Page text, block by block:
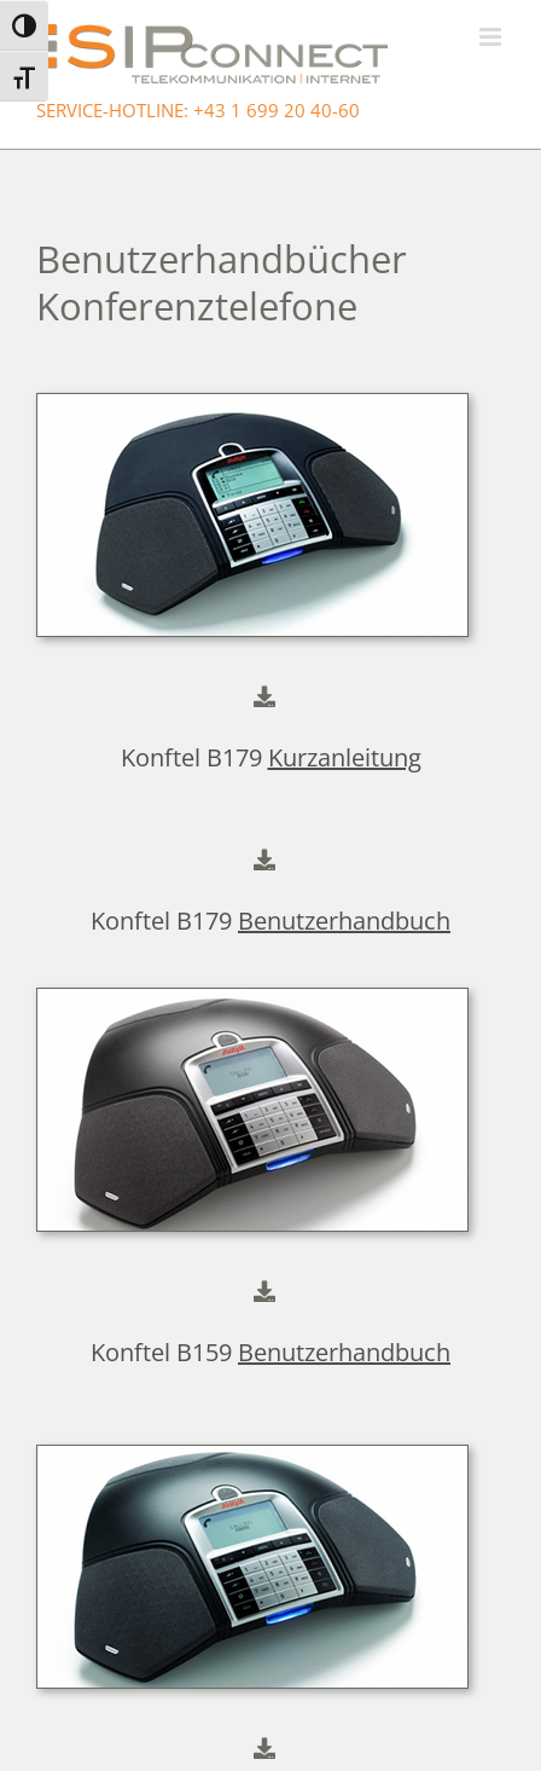
Umschalten auf hohe Kontraste
Schrift vergrößern
Zum
Inhalt
springen
SERVICE-HOTLINE: +43 1 699 20 40-60
Benutzerhandbücher
Konferenztelefone
Konftel B179 Kurzanleitung
Konftel B179 Benutzerhandbuch
Konftel B159 Benutzerhandbuch